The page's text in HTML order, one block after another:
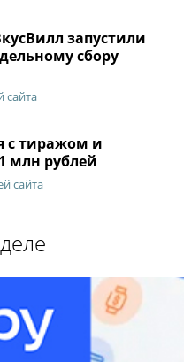
запустили
сбору
сайта
с тиражом и
млн рублей
сайта